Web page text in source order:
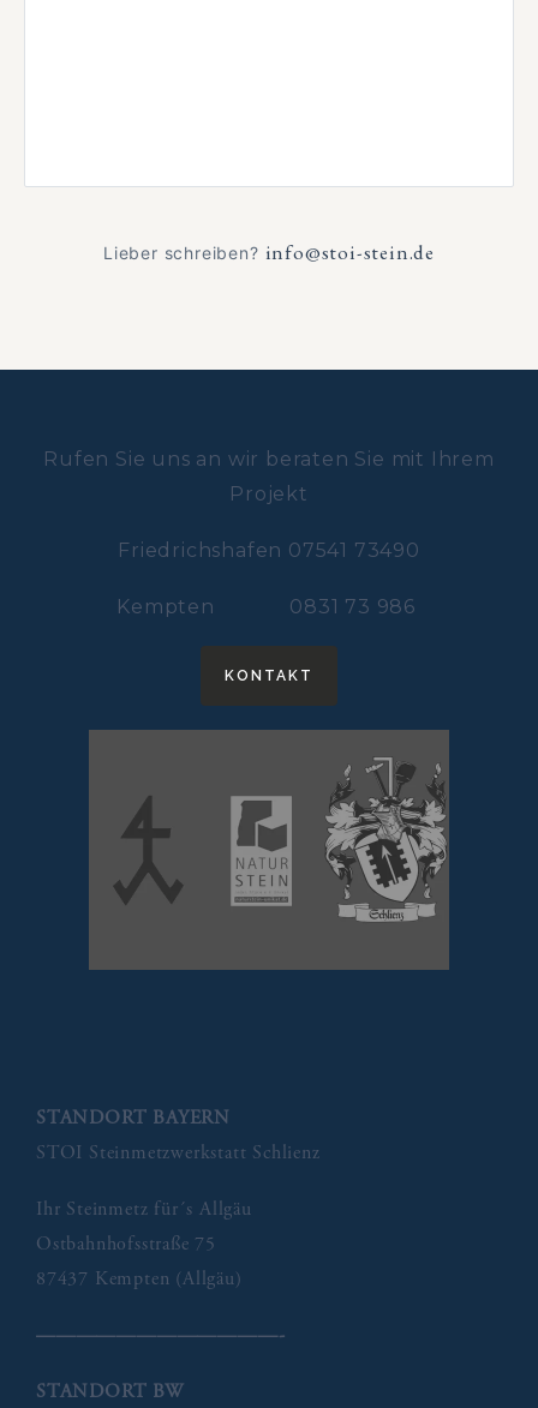
Lieber schreiben? info@stoi-stein.de
Rufen Sie uns an wir beraten Sie mit Ihrem
Projekt
Friedrichshafen 07541 73490
Kempten 0831 73 986
KONTAKT
STANDORT BAYERN
STOI Steinmetzwerkstatt Schlienz
Ihr Steinmetz für´s Allgäu
Ostbahnhofsstraße 75
87437 Kempten (Allgäu)
————————————-
STANDORT BW